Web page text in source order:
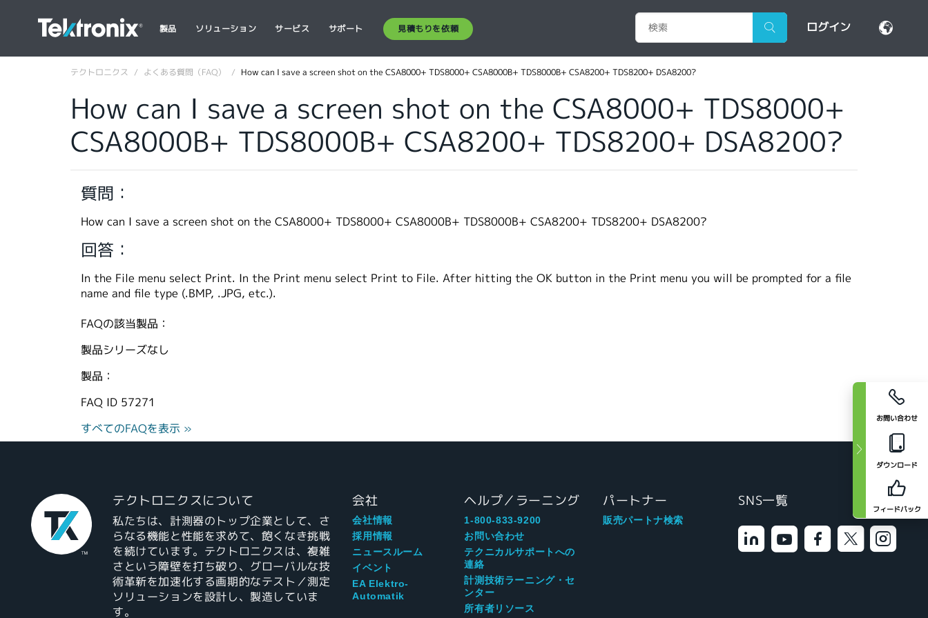
製品 ソリューション サービス サポート 見積もりを依頼 ログイン
お問い合わせ
ダウンロード
フィードバック
テクトロニクス よくある質問（FAQ） How can I save a screen shot on the CSA8000+ TDS8000+ CSA8000B+ TDS8000B+ CSA8200+ TDS8200+ DSA8200?
How can I save a screen shot on the CSA8000+ TDS8000+
CSA8000B+ TDS8000B+ CSA8200+ TDS8200+ DSA8200?
質問：
How can I save a screen shot on the CSA8000+ TDS8000+ CSA8000B+ TDS8000B+ CSA8200+ TDS8200+ DSA8200?
回答：
In the File menu select Print. In the Print menu select Print to File. After hitting the OK button in the Print menu you will be prompted for a file
name and file type (.BMP, .JPG, etc.).
FAQの該当製品：
製品シリーズなし
製品：
FAQ ID 57271
すべてのFAQを表示 »
テクトロニクスについて
私たちは、計測器のトップ企業として、さ
らなる機能と性能を求めて、飽くなき挑戦
を続けています。テクトロニクスは、複雑
さという障壁を打ち破り、グローバルな技
術革新を加速化する画期的なテスト／測定
ソリューションを設計し、製造していま
す。
会社
会社情報
採用情報
ニュースルーム
イベント
EA Elektro-
Automatik
ヘルプ／ラーニング
1-800-833-9200
お問い合わせ
テクニカルサポートへの
連絡
計測技術ラーニング・セ
ンター
所有者リソース
パートナー
販売パートナ検索
SNS一覧